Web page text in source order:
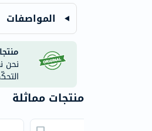
المواصفات
نحن
منتجات مماثلة